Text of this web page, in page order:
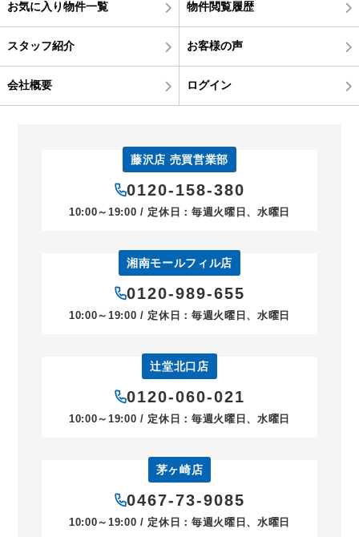
お気に入り物件一覧 物件閲覧履歴
スタッフ紹介 お客様の声
会社概要 ログイン
藤沢店 売買営業部
0120-158-380
10:00～19:00 / 定休日：毎週火曜日、水曜日
湘南モールフィル店
0120-989-655
10:00～19:00 / 定休日：毎週火曜日、水曜日
辻堂北口店
0120-060-021
10:00～19:00 / 定休日：毎週火曜日、水曜日
茅ヶ崎店
0467-73-9085
10:00～19:00 / 定休日：毎週火曜日、水曜日